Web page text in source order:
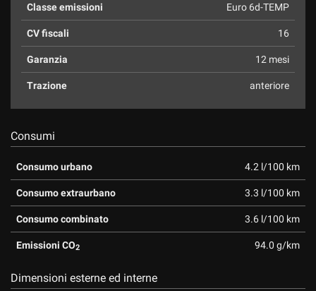
Classe emissioni Euro 6d-TEMP
CV fiscali 16
Garanzia 12 mesi
Trazione anteriore
Consumi
Consumo urbano 4.2 l/100 km
Consumo extraurbano 3.3 l/100 km
Consumo combinato 3.6 l/100 km
Emissioni CO2 94.0 g/km
Dimensioni esterne ed interne